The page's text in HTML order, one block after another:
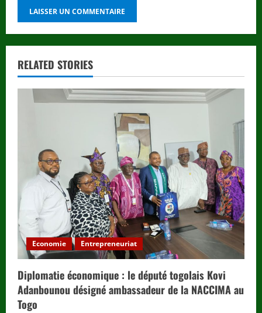
RELATED STORIES
Economie Entrepreneuriat
Diplomatie économique : le député togolais Kovi
Adanbounou désigné ambassadeur de la NACCIMA au
Togo